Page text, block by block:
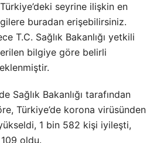
seyrine ilişkin en
buradan erişebilirsiniz.
T.C. Sağlık Bakanlığı yetkili
bilgiye göre belirli
Sağlık Bakanlığı tarafından
Türkiye’de korona virüsünden
1 bin 582 kişi iyileşti,
oldu.